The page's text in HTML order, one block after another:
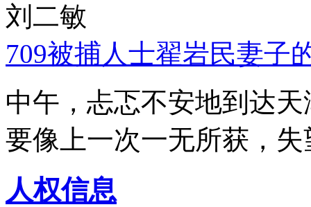
刘二敏
709被捕人士翟岩民妻子
中午，忐忑不安地到达
要像上一次一无所获，
人权信息